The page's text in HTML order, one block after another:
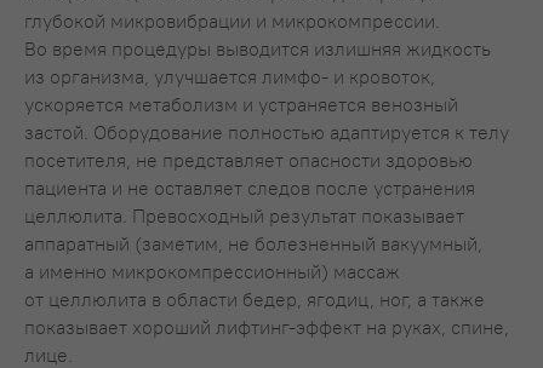
глубокой микровибрации и микрокомпрессии.
Во время процедуры выводится излишняя жидкость
из организма, улучшается лимфо- и кровоток,
ускоряется метаболизм и устраняется венозный
застой. Оборудование полностью адаптируется к телу
посетителя, не представляет опасности здоровью
пациента и не оставляет следов после устранения
целлюлита. Превосходный результат показывает
аппаратный (заметим, не болезненный вакуумный,
а именно микрокомпрессионный) массаж
от целлюлита в области бедер, ягодиц, ног, а также
показывает хороший лифтинг-эффект на руках, спине,
лице.